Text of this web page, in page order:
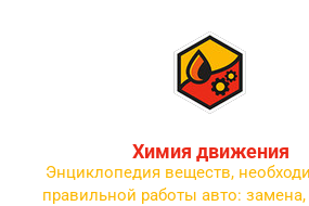
Химия движения
Энциклопедия веществ,
правильной работы авто: